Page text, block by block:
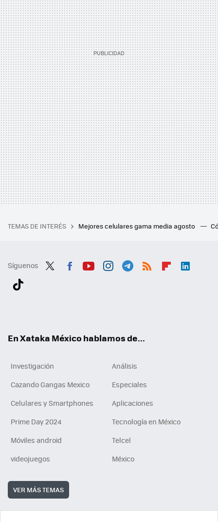
TEMAS DE INTERÉS Mejores celulares gama media agosto
Síguenos
En Xataka México hablamos de...
Investigación
Análisis
Cazando Gangas Mexico
Especiales
Celulares y Smartphones
Aplicaciones
Prime Day 2024
Tecnología en México
Móviles android
Telcel
videojuegos
México
VER MÁS TEMAS